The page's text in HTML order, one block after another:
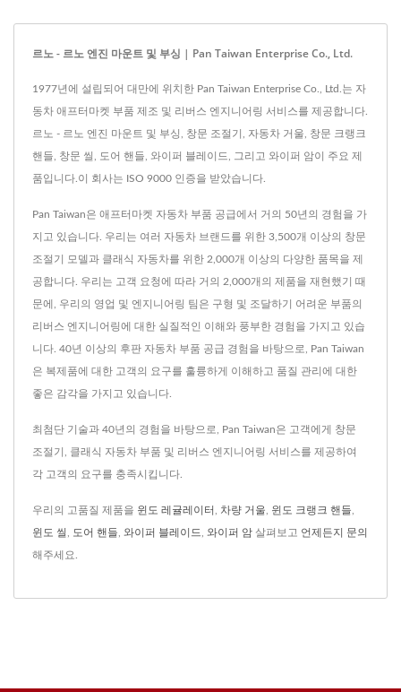
르노 - 르노 엔진 마운트 및 부싱 | Pan Taiwan Enterprise Co., Ltd.
1977년에 설립되어 대만에 위치한 Pan Taiwan Enterprise Co., Ltd.는 자
동차 애프터마켓 부품 제조 및 리버스 엔지니어링 서비스를 제공합니다.
르노 - 르노 엔진 마운트 및 부싱, 창문 조절기, 자동차 거울, 창문 크랭크
핸들, 창문 씰, 도어 핸들, 와이퍼 블레이드, 그리고 와이퍼 암이 주요 제
품입니다.이 회사는 ISO 9000 인증을 받았습니다.
Pan Taiwan은 애프터마켓 자동차 부품 공급에서 거의 50년의 경험을 가
지고 있습니다. 우리는 여러 자동차 브랜드를 위한 3,500개 이상의 창문
조절기 모델과 클래식 자동차를 위한 2,000개 이상의 다양한 품목을 제
공합니다. 우리는 고객 요청에 따라 거의 2,000개의 제품을 재현했기 때
문에, 우리의 영업 및 엔지니어링 팀은 구형 및 조달하기 어려운 부품의
리버스 엔지니어링에 대한 실질적인 이해와 풍부한 경험을 가지고 있습
니다. 40년 이상의 후판 자동차 부품 공급 경험을 바탕으로, Pan Taiwan
은 복제품에 대한 고객의 요구를 훌륭하게 이해하고 품질 관리에 대한
좋은 감각을 가지고 있습니다.
최첨단 기술과 40년의 경험을 바탕으로, Pan Taiwan은 고객에게 창문
조절기, 클래식 자동차 부품 및 리버스 엔지니어링 서비스를 제공하여
각 고객의 요구를 충족시킵니다.
우리의 고품질 제품을 윈도 레귤레이터 차량 거울 윈도 크랭크 핸들
윈도 씰 도어 핸들 와이퍼 블레이드 와이퍼 암 살펴보고 언제든지 문의
해주세요.